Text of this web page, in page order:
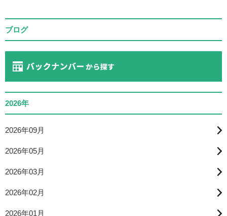
ブログ
2026年
2026年09月
2026年05月
2026年03月
2026年02月
2026年01月